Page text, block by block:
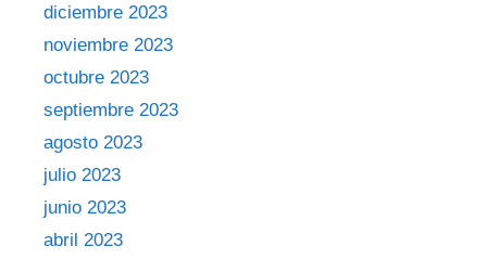
diciembre 2023
noviembre 2023
octubre 2023
septiembre 2023
agosto 2023
julio 2023
junio 2023
abril 2023